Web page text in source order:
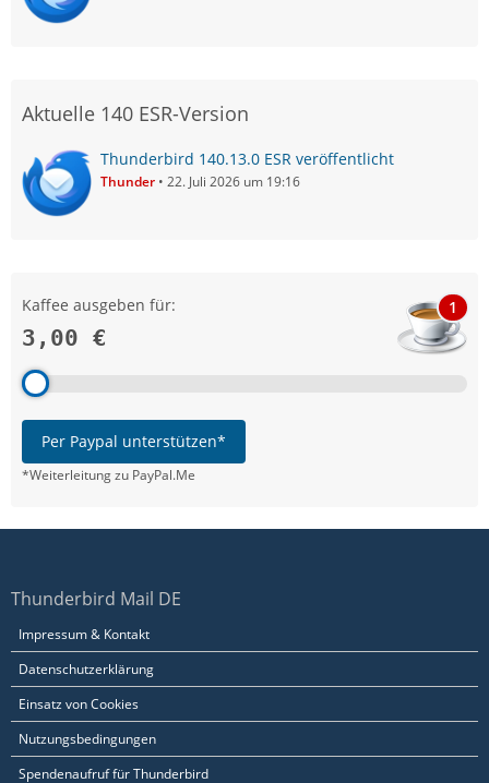
Aktuelle 140 ESR-Version
Thunderbird 140.13.0 ESR veröffentlicht
Thunder 22. Juli 2026 um 19:16
Kaffee ausgeben für:
3,00 €
1
Per Paypal unterstützen*
*Weiterleitung zu PayPal.Me
Thunderbird Mail DE
Impressum & Kontakt
Datenschutzerklärung
Einsatz von Cookies
Nutzungsbedingungen
Spendenaufruf für Thunderbird